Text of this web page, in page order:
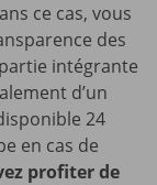
ce cas, vous
des
intégrante
d’un
24
en cas de
profiter de